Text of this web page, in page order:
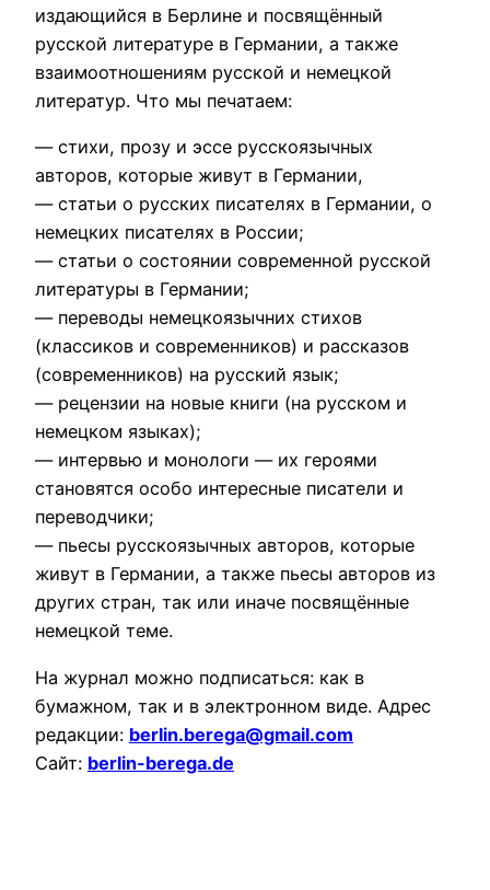
издающийся в Берлине и посвящённый
русской литературе в Германии, а также
взаимоотношениям русской и немецкой
литератур. Что мы печатаем:
— стихи, прозу и эссе русскоязычных
авторов, которые живут в Германии,
— статьи о русских писателях в Германии, о
немецких писателях в России;
— статьи о состоянии современной русской
литературы в Германии;
— переводы немецкоязычних стихов
(классиков и современников) и рассказов
(современников) на русский язык;
— рецензии на новые книги (на русском и
немецком языках);
— интервью и монологи — их героями
становятся особо интересные писатели и
переводчики;
— пьесы русскоязычных авторов, которые
живут в Германии, а также пьесы авторов из
других стран, так или иначе посвящённые
немецкой теме.
На журнал можно подписаться: как в
бумажном, так и в электронном виде. Адрес
редакции: berlin.berega@gmail.com
Сайт: berlin-berega.de